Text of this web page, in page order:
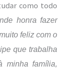
como todo
honra fazer
feliz com o
que trabalha
minha família,